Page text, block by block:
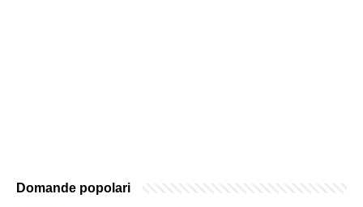
Domande popolari